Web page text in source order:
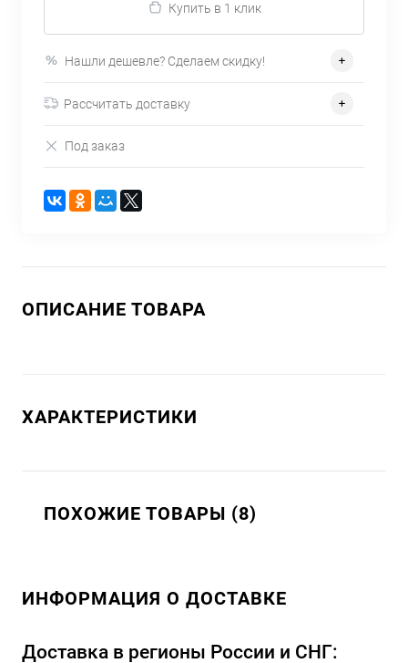
Купить в 1 клик
Нашли дешевле? Сделаем скидку!
Рассчитать доставку
Под заказ
ОПИСАНИЕ ТОВАРА
ХАРАКТЕРИСТИКИ
ПОХОЖИЕ ТОВАРЫ (8)
ИНФОРМАЦИЯ О ДОСТАВКЕ
Доставка в регионы России и СНГ: